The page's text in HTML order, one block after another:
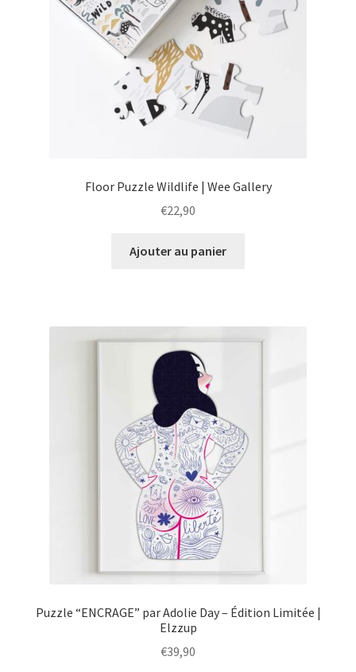
Floor Puzzle Wildlife | Wee Gallery
€22,90
Ajouter au panier
Puzzle “ENCRAGE” par Adolie Day – Édition Limitée |
Elzzup
€39,90